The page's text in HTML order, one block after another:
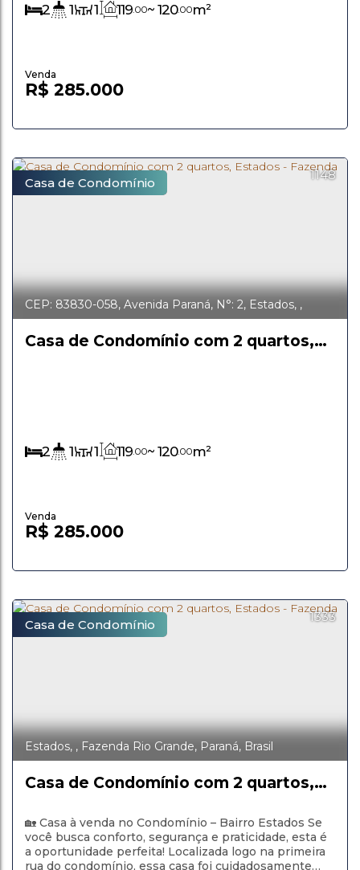
R$ 285.000
2 1 1 119 .00~ 120.00m²
1148
Casa de Condomínio
Casa de Condomínio com 2 quartos,
R$ 285.000
CEP: 83830-058, Avenida Paraná, N°: 2, Estados ,
Fazenda Rio Grande,Paraná,Brasil
2 1 1 119 .00~ 120.00m²
1333
Casa de Condomínio
Casa de Condomínio com 2 quartos,
Estados , Fazenda Rio Grande, Paraná, Brasil
🏡 Casa à venda no Condomínio – Bairro Estados Se
você busca conforto, segurança e praticidade, esta é
a oportunidade perfeita! Localizada logo na primeira
rua do condomínio, essa casa foi cuidadosamente